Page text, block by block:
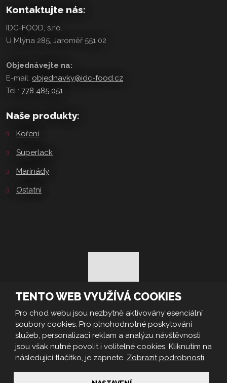
Kontaktujte nás:
IDC-FOOD, s.r.o.
U Mlýna 285, Jaroměř 551 02
Objednávejte na:
E-mail: objednavky@idc-food.cz
Tel.: 778 485 051
Naše produkty:
Koření
Superlack
Marinády
Ostatní
© IDC - FOOD, s.r.o. 2026, vytvořila eBRÁNA s.r.o.
Mapa stránek |Podmínky použití |Bezpečnost a ochrana osobních
údajů |Nastavení cookies
TENTO WEB VYUŽÍVÁ COOKIES
Pro chod webu jsou nezbytně aktivovány esenciální
soubory cookies. Pro plnohodnotné poskytování
služeb, personalizaci reklam a analýzu návštěvnosti
jsou však nutné povolit i volitelné cookies. Kliknutím na
následující tlačítko, je zapnete. Zobrazit podrobnosti